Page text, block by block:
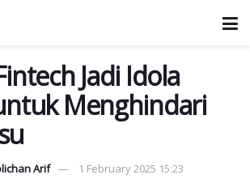
Jadi Idola
Menghindari
Arif
1 February 2025 15:23